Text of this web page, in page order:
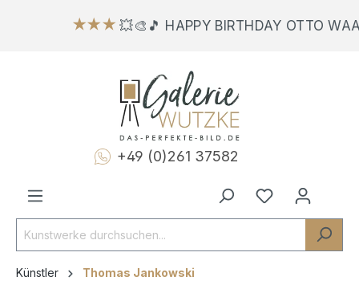
★★★💥🎨🎵 HAPPY BIRTHDAY OTTO
+49 (0)261 37582
Künstler Thomas Jankowski